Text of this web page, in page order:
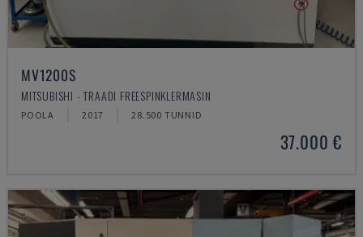
MV1200S
MITSUBISHI - TRAADI FREESPINKLERMASIN
POOLA 2017 28.500 TUNNID
37.000 €